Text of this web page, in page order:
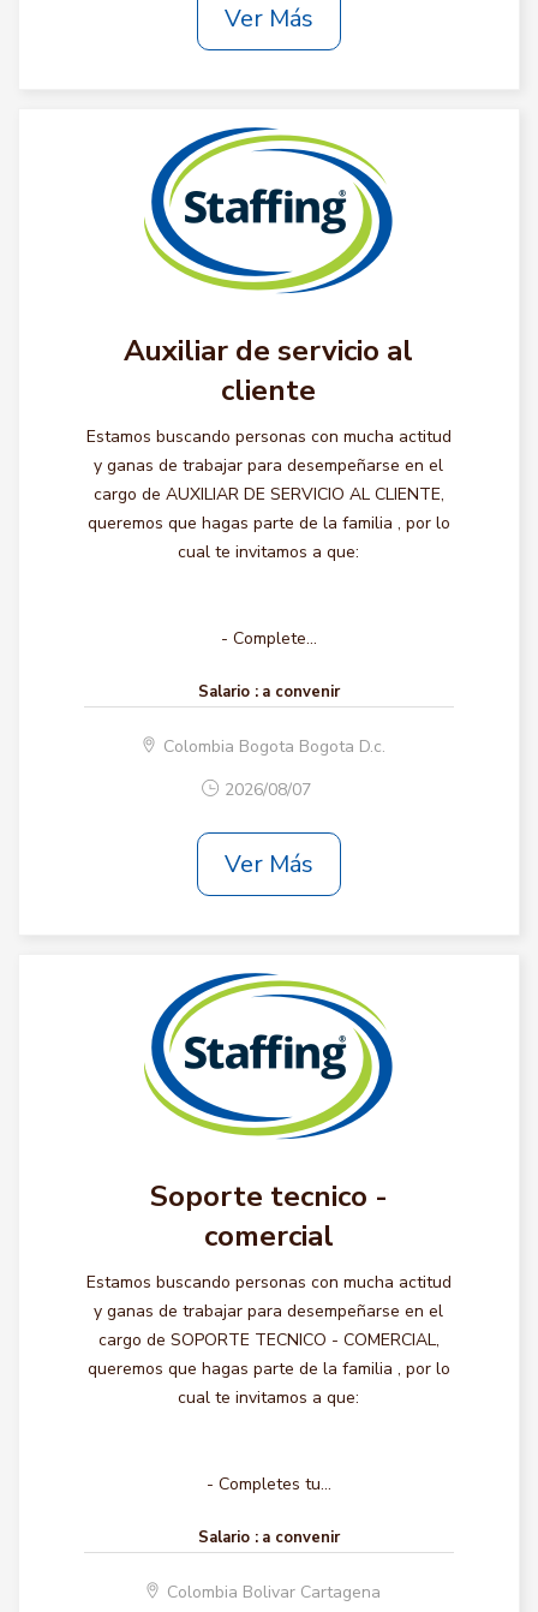
Ver Más
Auxiliar de servicio al
cliente
Estamos buscando personas con mucha actitud
y ganas de trabajar para desempeñarse en el
cargo de AUXILIAR DE SERVICIO AL CLIENTE,
queremos que hagas parte de la familia , por lo
cual te invitamos a que:
- Complete...
Salario : a convenir
Colombia Bogota Bogota D.c.
2026/08/07
Ver Más
Soporte tecnico -
comercial
Estamos buscando personas con mucha actitud
y ganas de trabajar para desempeñarse en el
cargo de SOPORTE TECNICO - COMERCIAL,
queremos que hagas parte de la familia , por lo
cual te invitamos a que:
- Completes tu...
Salario : a convenir
Colombia Bolivar Cartagena